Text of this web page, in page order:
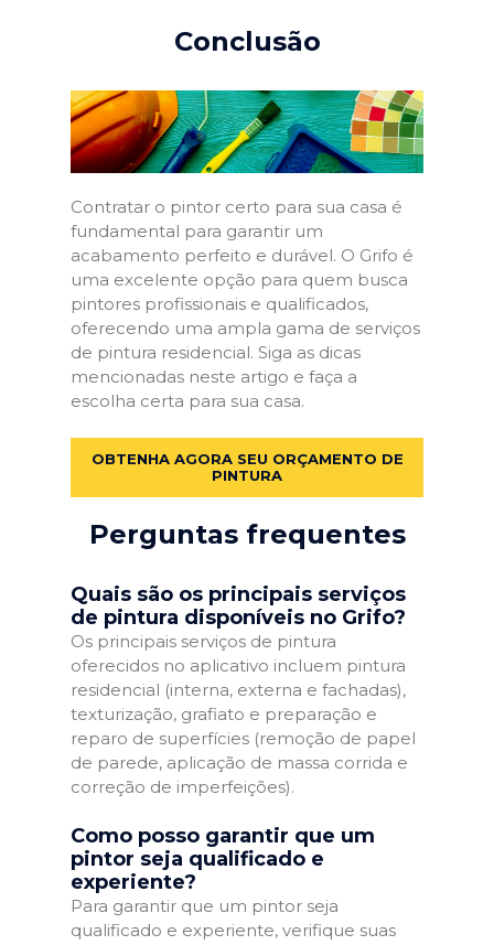
Conclusão
Contratar o pintor certo para sua casa é
fundamental para garantir um
acabamento perfeito e durável. O Grifo é
uma excelente opção para quem busca
pintores profissionais e qualificados,
oferecendo uma ampla gama de serviços
de pintura residencial. Siga as dicas
mencionadas neste artigo e faça a
escolha certa para sua casa.
OBTENHA AGORA SEU ORÇAMENTO DE
PINTURA
Perguntas frequentes
Quais são os principais serviços
de pintura disponíveis no Grifo?
Os principais serviços de pintura
oferecidos no aplicativo incluem pintura
residencial (interna, externa e fachadas),
texturização, grafiato e preparação e
reparo de superfícies (remoção de papel
de parede, aplicação de massa corrida e
correção de imperfeições).
Como posso garantir que um
pintor seja qualificado e
experiente?
Para garantir que um pintor seja
qualificado e experiente, verifique suas